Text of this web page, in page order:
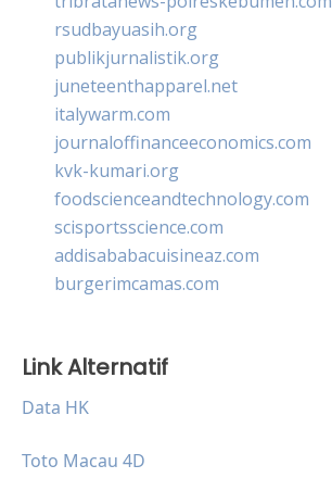
rsudbayuasih.org
publikjurnalistik.org
juneteenthapparel.net
italywarm.com
journaloffinanceeconomics.com
kvk-kumari.org
foodscienceandtechnology.com
scisportsscience.com
addisababacuisineaz.com
burgerimcamas.com
Link Alternatif
Data HK
Toto Macau 4D